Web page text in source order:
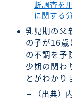
断調査を
に関する
乳児期の父
の子が16歳
の不調を予
少期の関わ
とがわかり
（出典）